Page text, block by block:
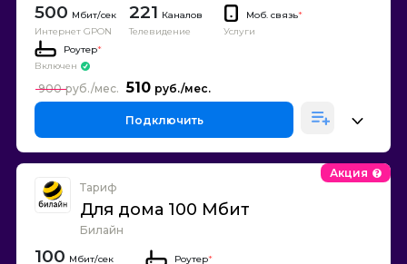
500
Интернет GPON
221 Каналов
Телевидение
Моб. связь*
Услуги
Роутер*
Включен
510
900
Подключить
Тариф
Для дома 100 Мбит
Билайн
Акция
100 Роутер*